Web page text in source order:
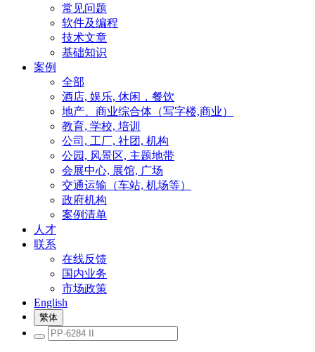
常见问题
软件及编程
技术文章
基础知识
案例
全部
酒店, 娱乐, 休闲，餐饮
地产、商业综合体（写字楼,商业）
教育, 学校, 培训
公司, 工厂, 社团, 机构
公园, 风景区, 主题地带
会展中心, 展馆, 广场
交通运输（车站, 机场等）
政府机构
案例清单
人才
联系
在线反馈
国内业务
市场政策
English
繁体